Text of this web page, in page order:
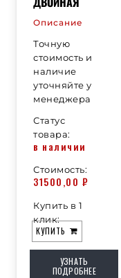
Описание
Точную
стоимость и
наличие
уточняйте у
менеджера
Статус
товара:
в наличии
Стоимость:
31500,00 ₽
Купить в 1
клик:
КУПИТЬ
УЗНАТЬ
ПОДРОБНЕЕ